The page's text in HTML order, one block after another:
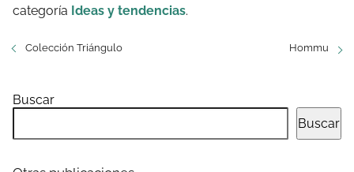
categoría Ideas y tendencias.
Colección Triángulo Hommu
Buscar
Buscar